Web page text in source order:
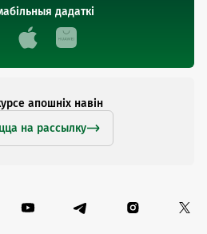
дадаткі
апошніх навін
на рассылку